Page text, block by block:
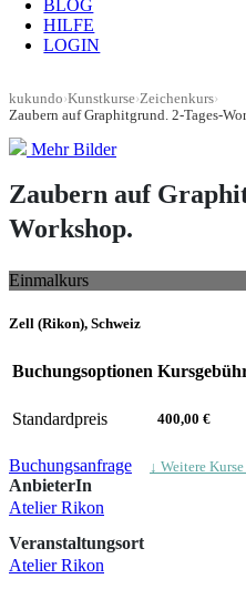
BLOG
HILFE
LOGIN
kukundo›Kunstkurse›Zeichenkurs›
Zaubern auf Graphitgrund. 2-Tages-
Mehr Bilder
Zaubern auf
Workshop.
Einmalkurs
Zell (Rikon), Schweiz
Buchungsoptionen
Standardpreis 400,00 €
Buchungsanfrage ↓ Weitere
AnbieterIn
Atelier Rikon
Veranstaltungsort
Atelier Rikon